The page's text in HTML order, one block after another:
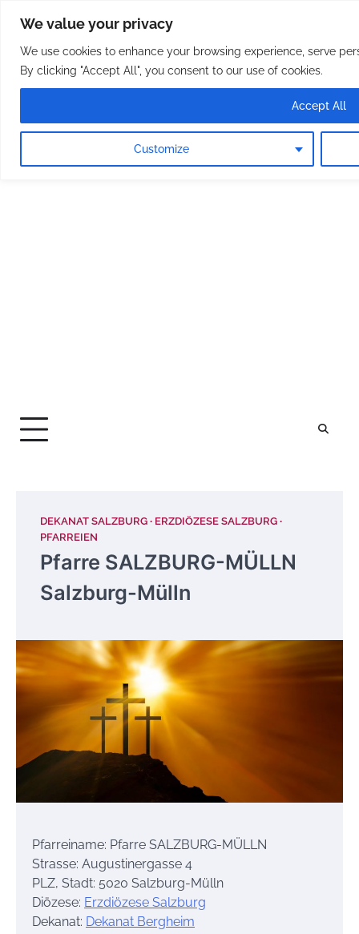
We value your privacy
We use cookies to enhance your browsing experience, serve
By clicking "Accept All", you consent to our use of cookies.
Customize
Accept All
content
Osterreichische Pfarreie
DEKANAT SALZBURG
ERZDIÖZESE SALZBURG
PFARREIEN
Pfarre SALZBURG-MÜLLN
Salzburg-Mülln
Pfarreiname: Pfarre SALZBURG-MÜLLN
Strasse: Augustinergasse 4
PLZ, Stadt: 5020 Salzburg-Mülln
Diözese: Erzdiözese Salzburg
Dekanat: Dekanat Bergheim